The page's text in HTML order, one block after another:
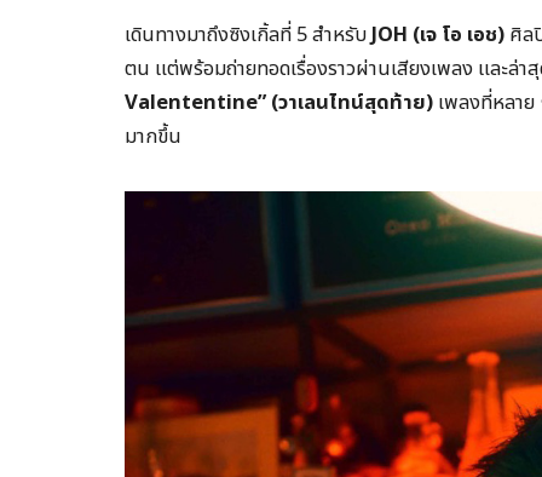
เดินทางมาถึงซิงเกิ้ลที่ 5 สำหรับJOH (เจ โอ เอช) ศิล
ตน แต่พร้อมถ่ายทอดเรื่องราวผ่านเสียงเพลง และล่
Valententine” (วาเลนไทน์สุดท้าย) เพลงที่หลาย
มากขึ้น